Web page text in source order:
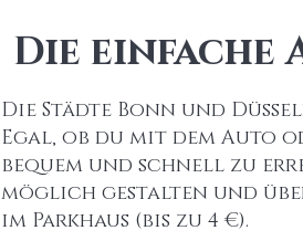
Die einfache
Die Städte Bonn und
Egal, ob du mit dem Auto
bequem und schnell zu
möglich gestalten und
im Parkhaus (bis zu 4 €).